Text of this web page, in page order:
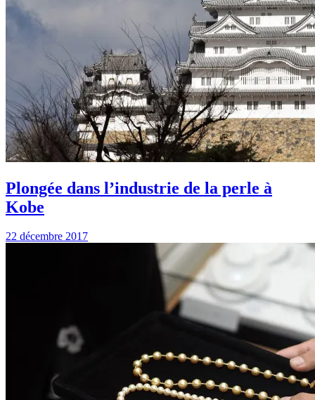
Plongée dans l’industrie de la perle à
Kobe
22 décembre 2017